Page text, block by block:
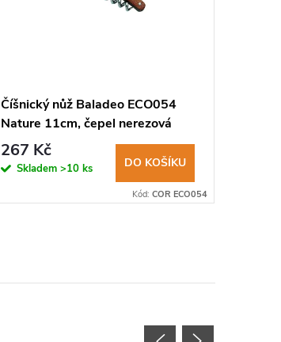
Číšnický nůž Baladeo ECO054
Nature 11cm, čepel nerezová
ocel ,dřevěná rukojeť
267 Kč
Skladem >10 ks DO KOŠÍKU
Kód: COR ECO054